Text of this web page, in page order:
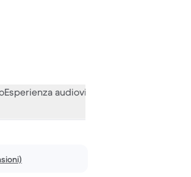
del nuovo
Esperienza audiovisiva